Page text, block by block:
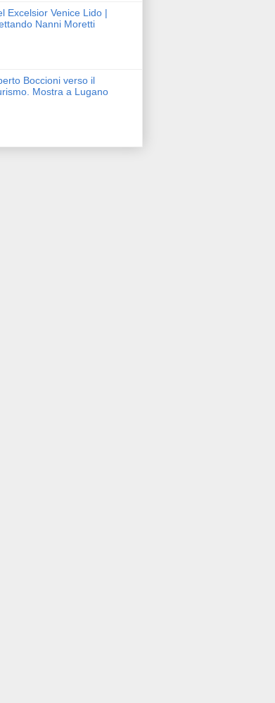
Excelsior Venice Lido |
Nanni Moretti
Boccioni verso il
Mostra a Lugano